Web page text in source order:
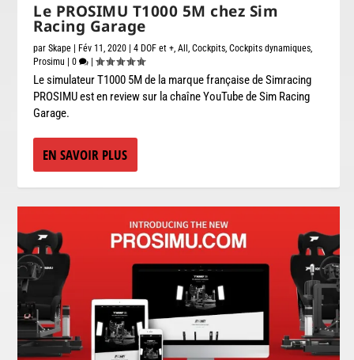
Le PROSIMU T1000 5M chez Sim
Racing Garage
parSkape Fév 11, 2020 |4 DOF et +,All,Cockpits,Cockpits dynamiques,
Prosimu
|0 |
Le simulateur T1000 5M de la marque française de Simracing
PROSIMU est en review sur la chaîne YouTube de Sim Racing
Garage.
EN SAVOIR PLUS